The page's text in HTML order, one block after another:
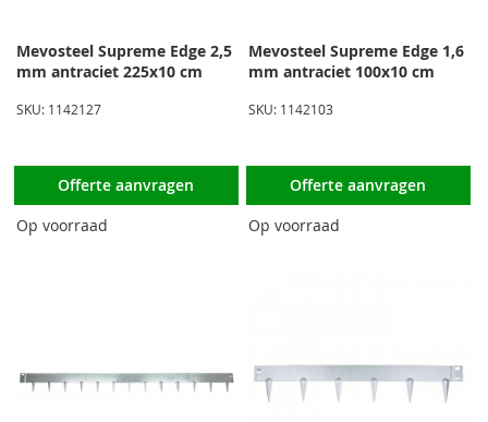
Mevosteel Supreme Edge 2,5
mm antraciet 225x10 cm
SKU: 1142127
Offerte aanvragen
Op voorraad
Mevosteel Supreme Edge 1,6
mm antraciet 100x10 cm
SKU: 1142103
Offerte aanvragen
Op voorraad